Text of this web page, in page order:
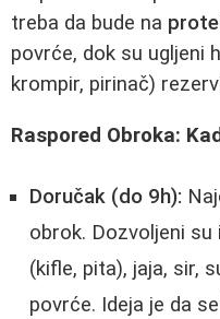
treba da bude na
povrće, dok su ugljeni
krompir, pirinač)
Raspored Obroka:
Doručak (do 9h):
obrok. Dozvoljeni
(kifle, pita), jaja, sir,
povrće. Ideja je da